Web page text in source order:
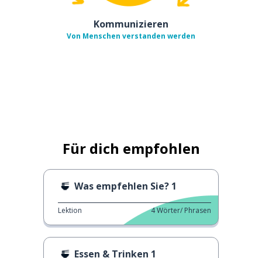
Kommunizieren
Von Menschen verstanden werden
Für dich empfohlen
Was empfehlen Sie? 1
Lektion 4Wörter/ Phrasen
Essen & Trinken 1